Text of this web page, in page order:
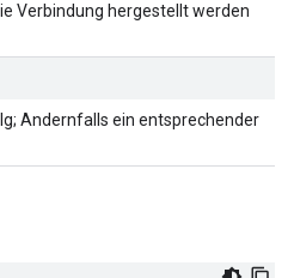
Verbindung hergestellt werden
Andernfalls ein entsprechender